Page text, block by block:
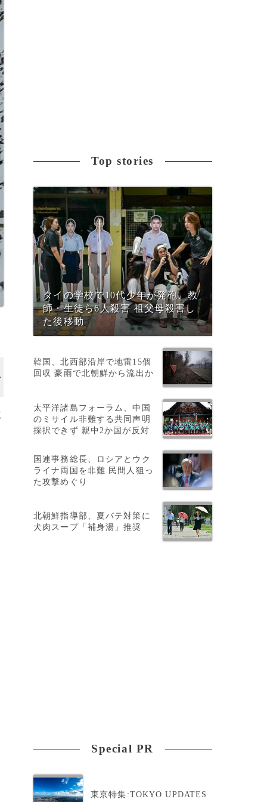
Top stories
タイの学校で10代少年が発砲、教
師・生徒ら6人殺害 祖父母殺害し
た後移動
韓国、北西部沿岸で地雷15個
回収 豪雨で北朝鮮から流出か
太平洋諸島フォーラム、中国
のミサイル非難する共同声明
採択できず 親中2か国が反対
国連事務総長、ロシアとウク
ライナ両国を非難 民間人狙っ
た攻撃めぐり
北朝鮮指導部、夏バテ対策に
犬肉スープ「補身湯」推奨
Special PR
東京特集:TOKYO UPDATES